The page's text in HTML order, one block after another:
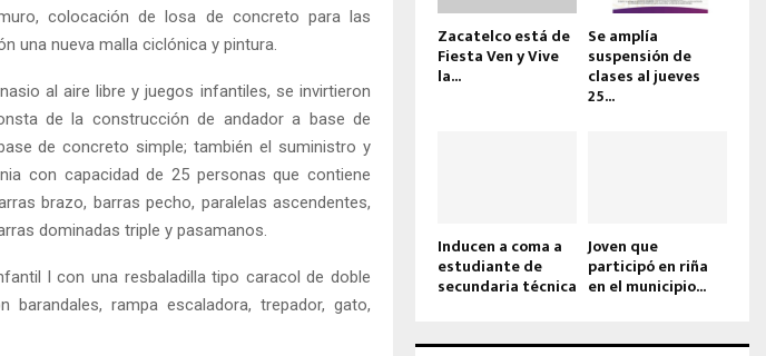
colocación de losa de concreto para las
una nueva malla ciclónica y pintura.
al aire libre y juegos infantiles, se invirtieron
de la construcción de andador a base de
de concreto simple; también el suministro y
con capacidad de 25 personas que contiene
brazo, barras pecho, paralelas ascendentes,
dominadas triple y pasamanos.
l con una resbaladilla tipo caracol de doble
barandales, rampa escaladora, trepador, gato,
Zacatelco está de
Fiesta Ven y Vive
la...
Se amplía
suspensión de
clases al jueves
25...
Inducen a coma a
estudiante de
secundaria técnica
Joven que
participó en riña
en el municipio...